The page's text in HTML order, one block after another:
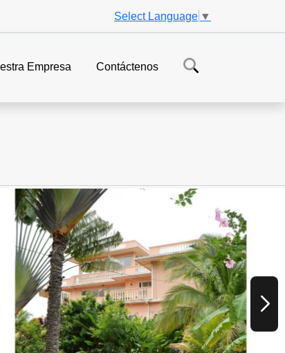
Select Language ▼
Empresa Contáctenos